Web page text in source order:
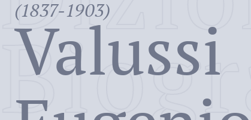
(1837-1903)
Valussi